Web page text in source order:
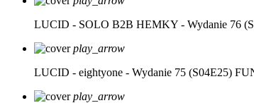
LUCID - SOLO B2B HEMKY - Wydanie 76
play_arrow
LUCID - eightyone - Wydanie 75 (S04E25)
play_arrow